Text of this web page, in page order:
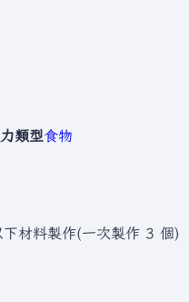
類型食物
下材料製作(一次製作 3 個)